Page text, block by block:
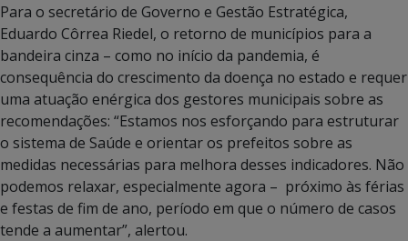
Para o secretário de Governo e Gestão Estratégica,
Eduardo Côrrea Riedel, o retorno de municípios para a
bandeira cinza – como no início da pandemia, é
consequência do crescimento da doença no estado e requer
uma atuação enérgica dos gestores municipais sobre as
recomendações: “Estamos nos esforçando para estruturar
o sistema de Saúde e orientar os prefeitos sobre as
medidas necessárias para melhora desses indicadores. Não
podemos relaxar, especialmente agora – próximo às férias
e festas de fim de ano, período em que o número de casos
tende a aumentar”, alertou.